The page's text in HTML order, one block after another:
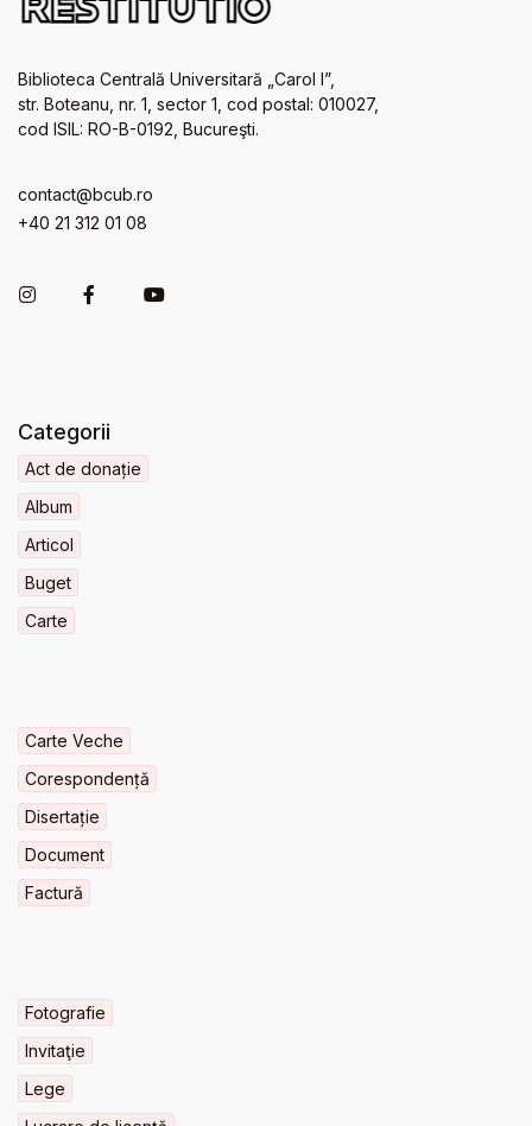
Biblioteca Centrală Universitară „Carol I”,
str. Boteanu, nr. 1, sector 1, cod postal: 010027,
cod ISIL: RO-B-0192, Bucureşti.
contact@bcub.ro
+40 21 312 01 08
Categorii
Act de donație
Album
Articol
Buget
Carte
Carte Veche
Corespondență
Disertație
Document
Factură
Fotografie
Invitaţie
Lege